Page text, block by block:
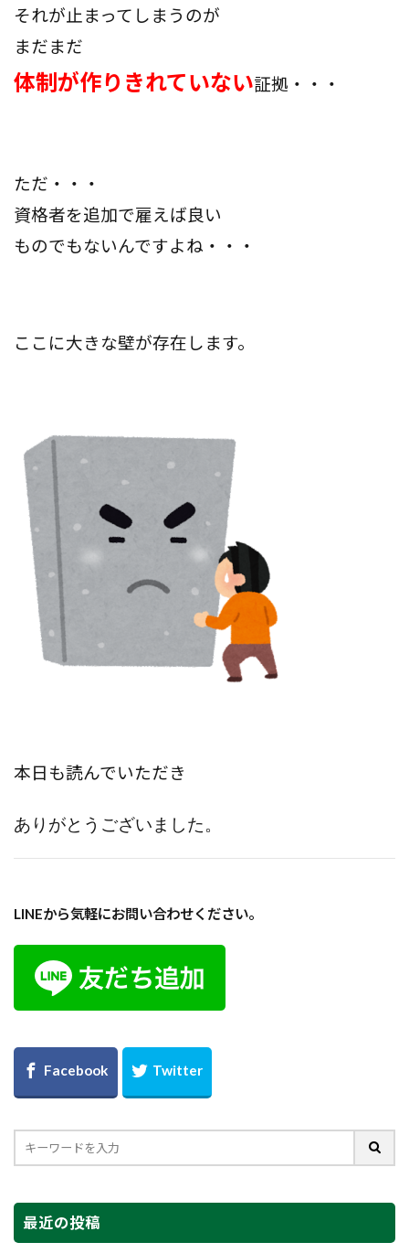
それが止まってしまうのが
まだまだ
体制が作りきれていない証拠・・・
ただ・・・
資格者を追加で雇えば良い
ものでもないんですよね・・・
ここに大きな壁が存在します。
本日も読んでいただき
ありがとうございました。
LINEから気軽にお問い合わせください。
最近の投稿